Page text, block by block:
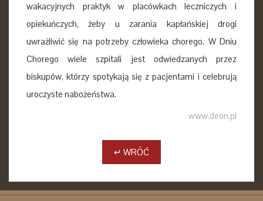
wakacyjnych praktyk w placówkach leczniczych i
opiekuńczych, żeby u zarania kapłańskiej drogi
uwrażliwić się na potrzeby człowieka chorego. W Dniu
Chorego wiele szpitali jest odwiedzanych przez
biskupów, którzy spotykają się z pacjentami i celebrują
uroczyste nabożeństwa.
www.deon.pl
↵ WRÓĆ